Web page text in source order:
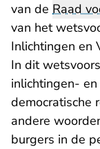
van de Raad
van het
Inlichtingen en
In dit
inlichtingen-
democratische
andere
burgers in de